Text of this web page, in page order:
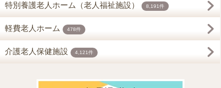
特別養護老人ホーム（老人福祉施設） 8,191件
軽費老人ホーム 478件
介護老人保健施設 4,121件